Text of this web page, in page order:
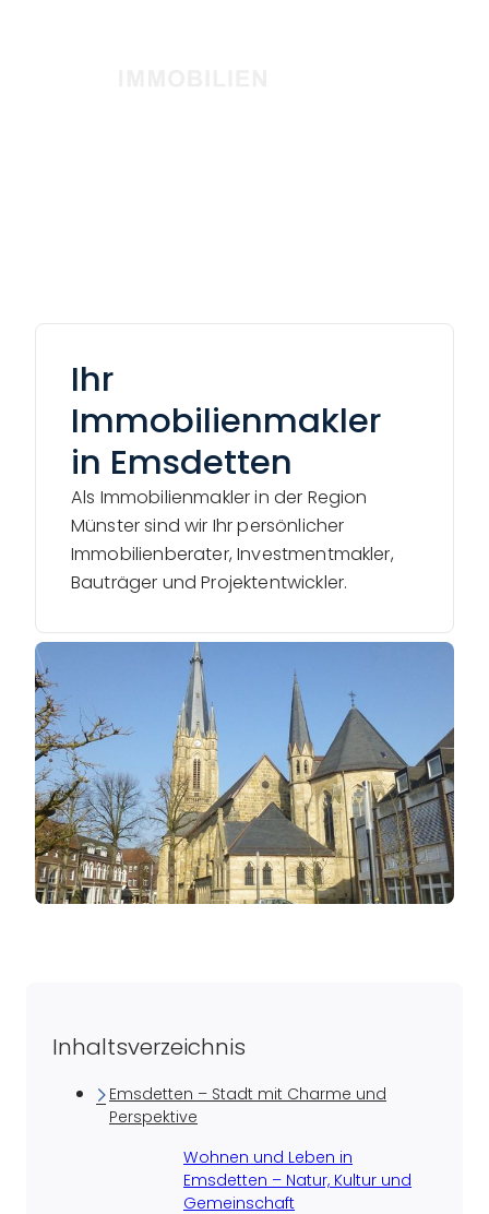
Ihr
Immobilienmakler
in Emsdetten
Als Immobilienmakler in der Region
Münster sind wir Ihr persönlicher
Immobilienberater, Investmentmakler,
Bauträger und Projektentwickler.
Inhaltsverzeichnis
Emsdetten – Stadt mit Charme und
Perspektive
Wohnen und Leben in
Emsdetten – Natur, Kultur und
Gemeinschaft